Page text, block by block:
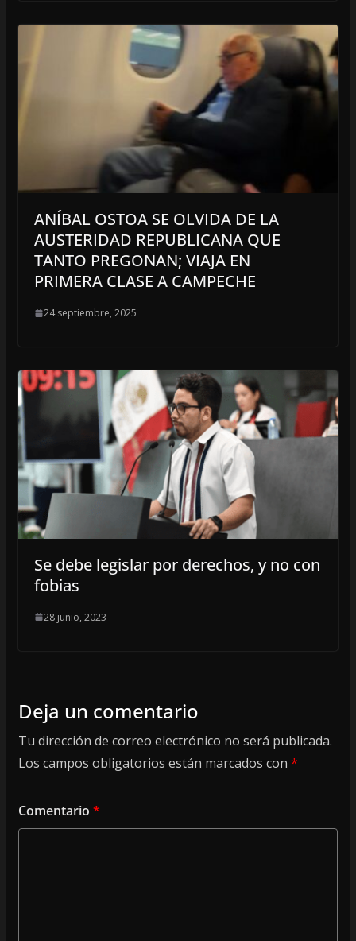
ANÍBAL OSTOA SE OLVIDA DE LA
AUSTERIDAD REPUBLICANA QUE
TANTO PREGONAN; VIAJA EN
PRIMERA CLASE A CAMPECHE
24 septiembre, 2025
Se debe legislar por derechos, y no con
fobias
28 junio, 2023
Deja un comentario
Tu dirección de correo electrónico no será publicada.
Los campos obligatorios están marcados con *
Comentario *